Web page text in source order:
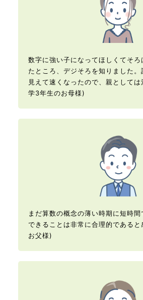
数字に強い子になってほしくてそ
たところ、デジそろを知りました
見えて速くなったので、親として
学3年生のお母様)
まだ算数の概念の薄い時期に短時
できることは非常に合理的である
お父様)